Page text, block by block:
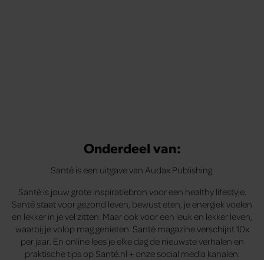
Onderdeel van:
Santé is een uitgave van Audax Publishing.
Santé is jouw grote inspiratiebron voor een healthy lifestyle.
Santé staat voor gezond leven, bewust eten, je energiek voelen
en lekker in je vel zitten. Maar ook voor een leuk en lekker leven,
waarbij je volop mag genieten. Santé magazine verschijnt 10x
per jaar. En online lees je elke dag de nieuwste verhalen en
praktische tips op Santé.nl + onze social media kanalen.